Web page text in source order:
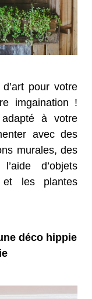
pour votre
imgaination !
à votre
avec des
murales, des
d’objets
et les plantes
déco hippie